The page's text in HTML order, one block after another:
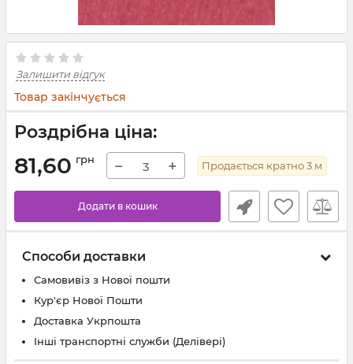
Залишити відгук
Товар закінчується
Роздрібна ціна:
81,60 грн − + Продається кратно3 м
Додати в кошик
Способи доставки
Самовивіз з Нової пошти
Кур'єр Нової Пошти
Доставка Укрпошта
Інші транспортні служби (Делівері)